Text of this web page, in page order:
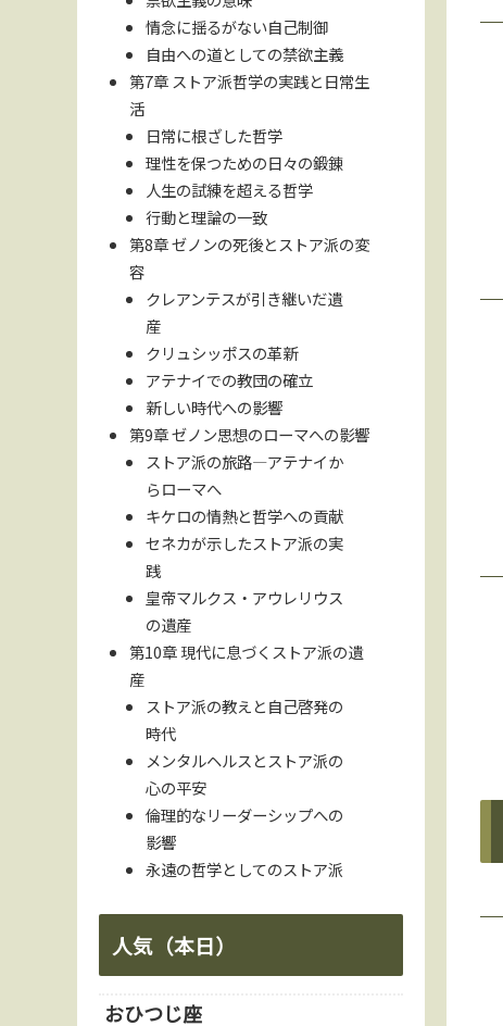
情念に揺るがない自己制御
自由への道としての禁欲主義
第7章 ストア派哲学の実践と日常生
活
日常に根ざした哲学
理性を保つための日々の鍛錬
人生の試練を超える哲学
行動と理論の一致
第8章 ゼノンの死後とストア派の変
容
クレアンテスが引き継いだ遺
産
クリュシッポスの革新
アテナイでの教団の確立
新しい時代への影響
第9章 ゼノン思想のローマへの影響
ストア派の旅路—アテナイか
らローマへ
キケロの情熱と哲学への貢献
セネカが示したストア派の実
践
皇帝マルクス・アウレリウス
の遺産
第10章 現代に息づくストア派の遺
産
ストア派の教えと自己啓発の
時代
メンタルヘルスとストア派の
心の平安
倫理的なリーダーシップへの
影響
永遠の哲学としてのストア派
人気（本日）
おひつじ座